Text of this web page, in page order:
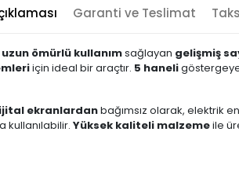
Garanti ve Teslimat
uzun ömürlü kullanımsağlayan gelişmiş
için ideal bir araçtır. 5 haneli
ekranlardanbağımsız olarak, elektrik
kullanılabilir. Yüksek kaliteli malzemeile